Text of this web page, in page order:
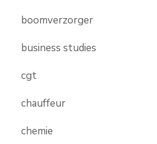
boomverzorger
business studies
cgt
chauffeur
chemie